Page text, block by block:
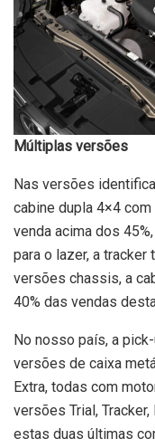
Múltiplas versões
Nas versões
cabine dupla 4×4
venda acima dos
para o lazer, a tracker
versões chassis, a
40% das vendas
No nosso país, a
versões de caixa
Extra, todas com
versões Trial,
estas duas últimas